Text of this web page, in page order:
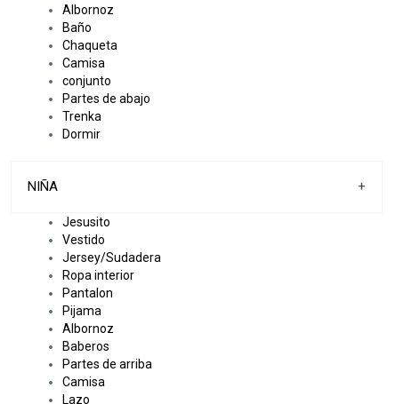
Albornoz
Baño
Chaqueta
Camisa
conjunto
Partes de abajo
Trenka
Dormir
NIÑA +
Jesusito
Vestido
Jersey/Sudadera
Ropa interior
Pantalon
Pijama
Albornoz
Baberos
Partes de arriba
Camisa
Lazo